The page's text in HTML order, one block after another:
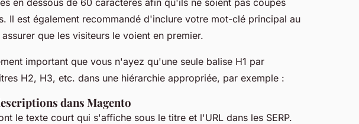
Il est également recommandé d'inclure votre mot-clé principal au
que les visiteurs le voient en premier.
important que vous n'ayez qu'une seule balise H1 par
H2, H3, etc. dans une hiérarchie appropriée, par exemple :
dans Magento
le texte court qui s'affiche sous le titre et l'URL dans les SERP.